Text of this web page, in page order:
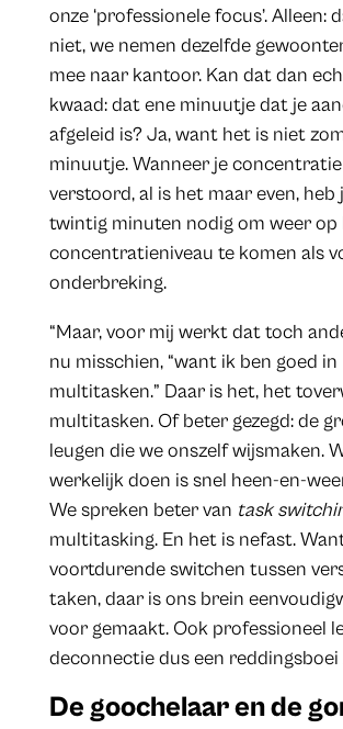
onze ‘professionele focus’. Alleen:
niet, we nemen dezelfde
mee naar kantoor. Kan dat dan
kwaad: dat ene minuutje dat je
afgeleid is? Ja, want het is niet
minuutje. Wanneer je
verstoord, al is het maar even, heb
twintig minuten nodig om weer op
concentratieniveau te komen als
onderbreking.
“Maar, voor mij werkt dat toch
nu misschien, “want ik ben goed in
multitasken.” Daar is het, het
multitasken. Of beter gezegd: de
leugen die we onszelf wijsmaken.
werkelijk doen is snel heen-en-
We spreken beter van task
multitasking. En het is nefast.
voortdurende switchen tussen
taken, daar is ons brein
voor gemaakt. Ook professioneel
deconnectie dus een reddingsboei
De goochelaar en de